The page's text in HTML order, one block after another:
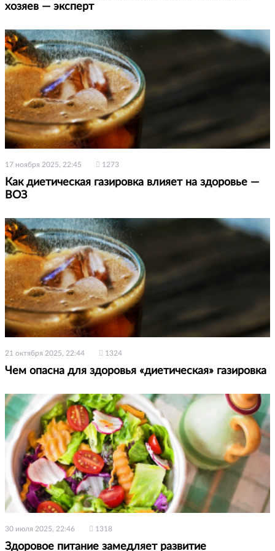
хозяев — эксперт
17 ноября 2025, 22:45 1273
Как диетическая газировка влияет на здоровье —
ВОЗ
21 октября 2025, 22:44 1324
Чем опасна для здоровья «диетическая» газировка
30 июля 2025, 22:46 1318
Здоровое питание замедляет развитие